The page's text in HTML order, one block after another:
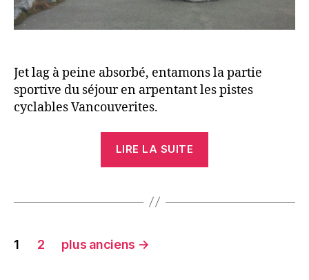
Jet lag à peine absorbé, entamons la partie
sportive du séjour en arpentant les pistes
cyclables Vancouverites.
LIRE LA SUITE
Pagination
1 2 plus anciens →